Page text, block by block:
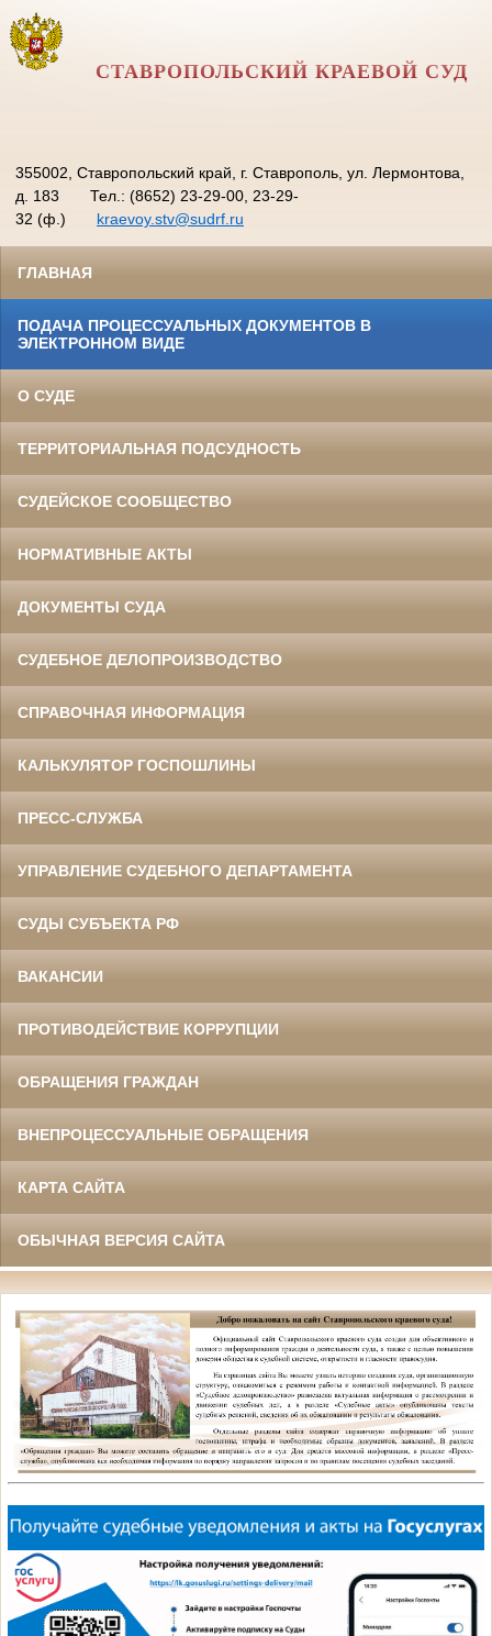
СТАВРОПОЛЬСКИЙ КРАЕВОЙ СУД
355002, Ставропольский край, г. Ставрополь, ул. Лермонтова,
д. 183
Тел.: (8652) 23-29-00, 23-29-
32 (ф.)
kraevoy.stv@sudrf.ru
ГЛАВНАЯ
ПОДАЧА ПРОЦЕССУАЛЬНЫХ ДОКУМЕНТОВ В
ЭЛЕКТРОННОМ ВИДЕ
О СУДЕ
ТЕРРИТОРИАЛЬНАЯ ПОДСУДНОСТЬ
СУДЕЙСКОЕ СООБЩЕСТВО
НОРМАТИВНЫЕ АКТЫ
ДОКУМЕНТЫ СУДА
СУДЕБНОЕ ДЕЛОПРОИЗВОДСТВО
СПРАВОЧНАЯ ИНФОРМАЦИЯ
КАЛЬКУЛЯТОР ГОСПОШЛИНЫ
ПРЕСС-СЛУЖБА
УПРАВЛЕНИЕ СУДЕБНОГО ДЕПАРТАМЕНТА
СУДЫ СУБЪЕКТА РФ
ВАКАНСИИ
ПРОТИВОДЕЙСТВИЕ КОРРУПЦИИ
ОБРАЩЕНИЯ ГРАЖДАН
ВНЕПРОЦЕССУАЛЬНЫЕ ОБРАЩЕНИЯ
КАРТА САЙТА
ОБЫЧНАЯ ВЕРСИЯ САЙТА